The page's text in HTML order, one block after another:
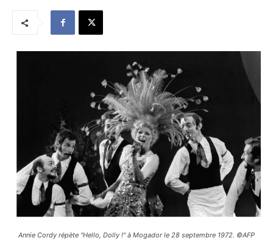
Annie Cordy répète "Hello, Dolly !" à Mogador le 28 septembre 1972. ©AFP